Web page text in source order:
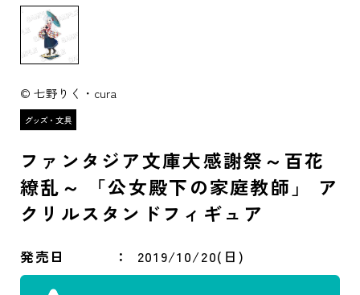
© 七野りく・cura
ファンタジア文庫大感謝祭～百花
繚乱～ 「公女殿下の家庭教師」 ア
クリルスタンドフィギュア
発売日 2019/10/20(日)